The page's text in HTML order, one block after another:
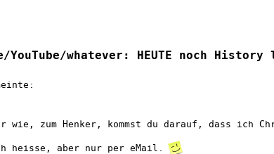
YouTube/whatever: HEUTE noch History
zum Henker, kommst du darauf, dass ich
heisse, aber nur per eMail.